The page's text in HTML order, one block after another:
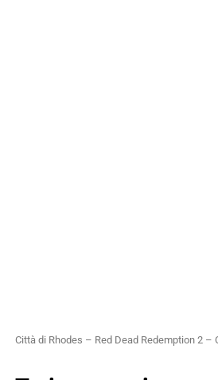
Città di Rhodes – Red Dead Redemption 2 –